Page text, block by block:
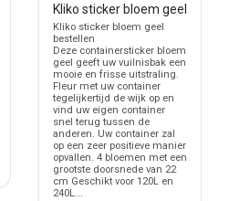
Kliko sticker bloem geel
Kliko sticker bloem geel
bestellen
Deze containersticker bloem
geel geeft uw vuilnisbak een
mooie en frisse uitstraling.
Fleur met uw container
tegelijkertijd de wijk op en
vind uw eigen container
snel terug tussen de
anderen. Uw container zal
op een zeer positieve manier
opvallen. 4 bloemen met een
grootste doorsnede van 22
cm Geschikt voor 120L en
240L...